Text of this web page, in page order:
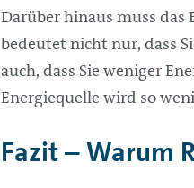
Darüber hinaus muss das
bedeutet nicht nur, dass
auch, dass Sie weniger
Energiequelle wird so
Fazit – Warum